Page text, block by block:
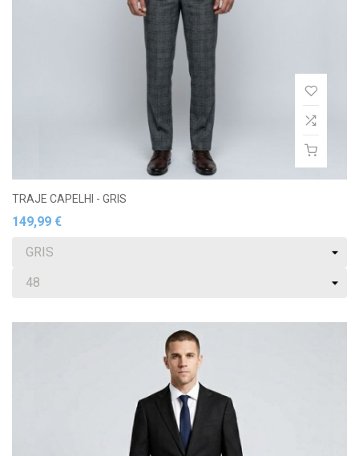
TRAJE CAPELHI - GRIS
149,99 €